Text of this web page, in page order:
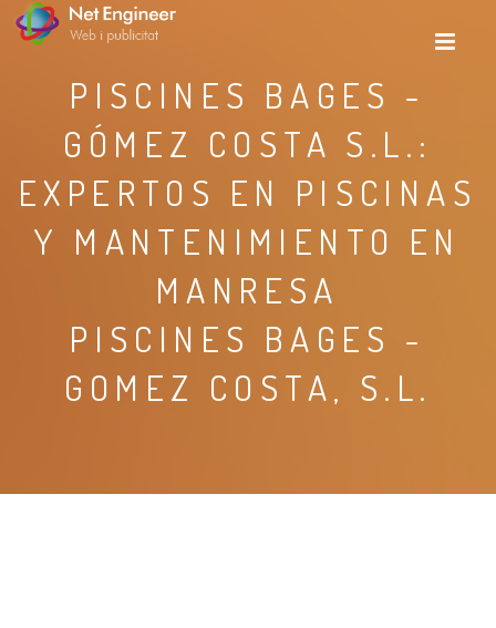
PISCINES BAGES -
GÓMEZ COSTA S.L.:
EXPERTOS EN PISCINAS
Y MANTENIMIENTO EN
MANRESA
PISCINES BAGES -
GOMEZ COSTA, S.L.